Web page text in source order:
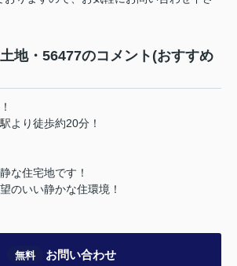
地・56477のコメント(おすすめ
より徒歩約20分！
な住宅地です！
のいい静かな住環境！
無料 お問い合わせ